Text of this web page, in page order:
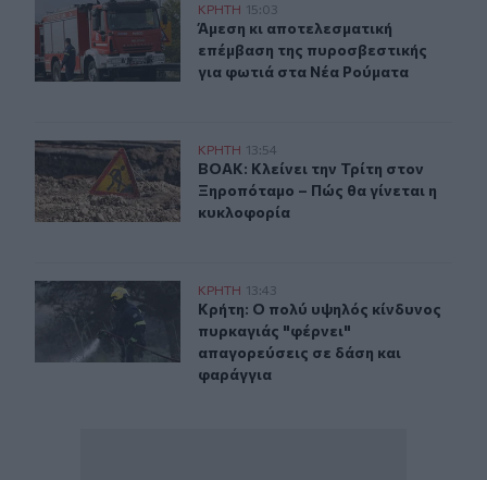
Άμεση κι αποτελεσματική επέμβαση της
ΚΡΗΤΗ 15:03
Άμεση κι αποτελεσματική
Άμεση κι αποτελεσματική
επέμβαση της πυροσβεστικής
για φωτιά στα Νέα Ρούματα
ΒΟΑΚ: Κλείνει την Τρίτη στον Ξηροπόταμο – Πώς θα
ΚΡΗΤΗ 13:54
ΒΟΑΚ: Κλείνει την Τρίτη στον
ΒΟΑΚ: Κλείνει την Τρίτη στον
Ξηροπόταμο – Πώς θα γίνεται η
κυκλοφορία
Κρήτη: Ο πολύ υψηλός κίνδυνος πυρκαγιάς "φέρνει"
ΚΡΗΤΗ 13:43
Κρήτη: Ο πολύ υψηλός κίνδυνος
Κρήτη: Ο πολύ υψηλός κίνδυνος
πυρκαγιάς "φέρνει"
απαγορεύσεις σε δάση και
φαράγγια